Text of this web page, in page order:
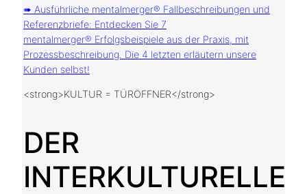
➠ Ausführliche mentalmerger® Fallbeschreibungen und
Referenzbriefe: Entdecken Sie 7
mentalmerger® Erfolgsbeispiele aus der Praxis, mit
Prozessbeschreibung. Die 4 letzten erläutern unsere
Kunden selbst!
<strong>KULTUR = TÜRÖFFNER</strong>
DER
INTERKULTURELLE